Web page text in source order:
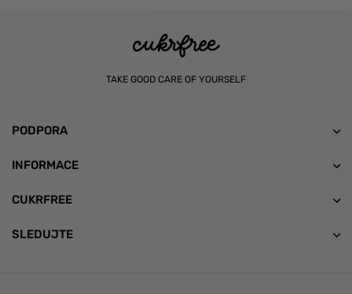
TAKE GOOD CARE OF YOURSELF
PODPORA
INFORMACE
CUKRFREE
SLEDUJTE